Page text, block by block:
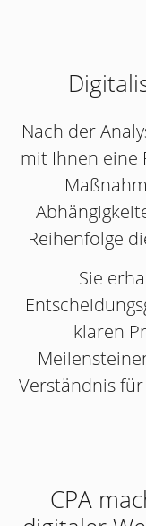
Nach der
mit Ihnen eine
Reihenfolge
Sie
klaren
Verständnis
CPA